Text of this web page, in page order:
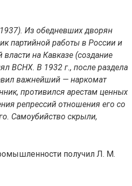
Из обедневших дворян
партийной работы в России и
на Кавказе (создание
ВСНХ. В 1932 г., после раздела
важнейший — наркомат
противился арестам ценных
репрессий отношения его со
Самоубийство скрыли,
получил Л. М.